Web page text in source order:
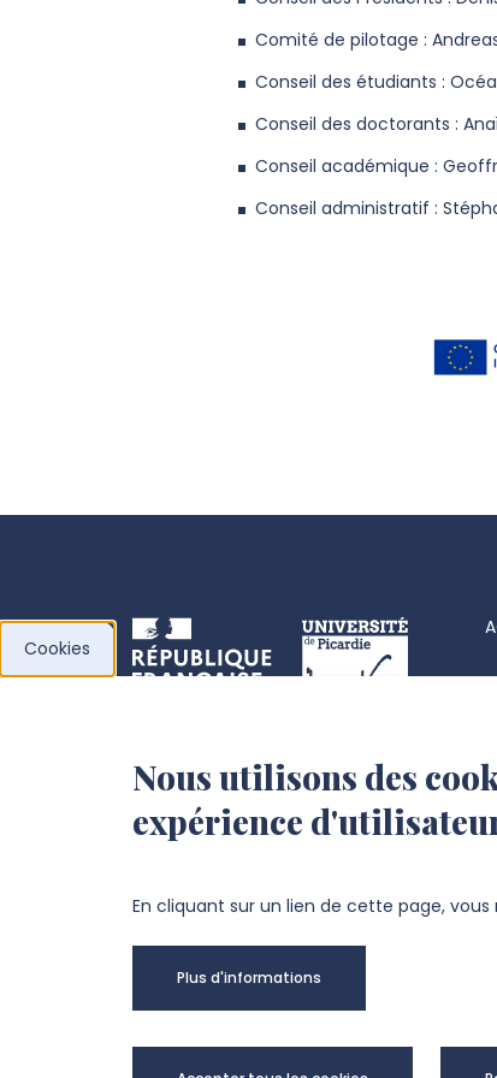
Comité de pilotage :
Conseil des étudiants :
Conseil des doctorants :
Conseil académique :
Conseil administratif :
l’Université de
Picardie Jules Verne
Chemin du Thil
+33 3 22 82 72 72
Cookies
Nous utilisons des
expérience
En cliquant sur un lien de cette page,
Plus d'informations